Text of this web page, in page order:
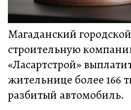
Магаданский
строительную
«Ласартстрой»
жительнице более 166
разбитый автомобиль.